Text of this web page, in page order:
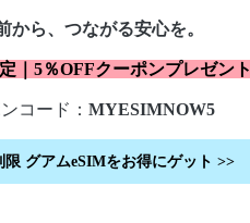
から、つながる安心を。
｜5％OFFクーポンプレゼント
コード： MYESIMNOW5
限 グアムeSIMをお得にゲット >>